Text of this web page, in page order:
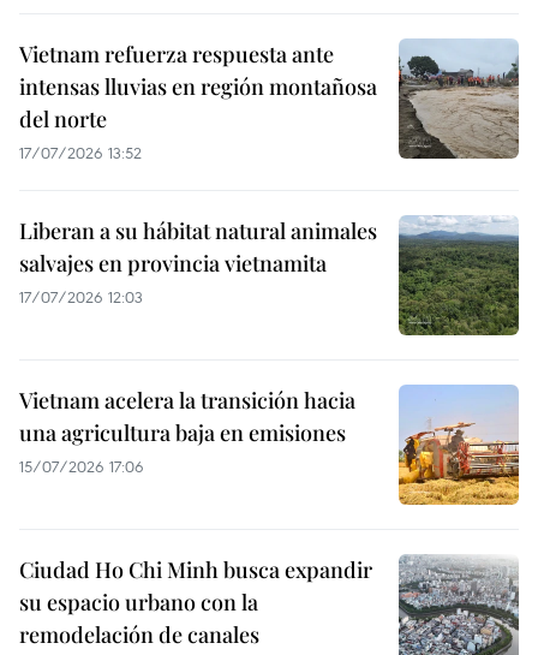
Vietnam refuerza respuesta ante
intensas lluvias en región montañosa
del norte
17/07/2026 13:52
Liberan a su hábitat natural animales
salvajes en provincia vietnamita
17/07/2026 12:03
Vietnam acelera la transición hacia
una agricultura baja en emisiones
15/07/2026 17:06
Ciudad Ho Chi Minh busca expandir
su espacio urbano con la
remodelación de canales